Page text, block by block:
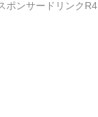
ポンサードリンクR4